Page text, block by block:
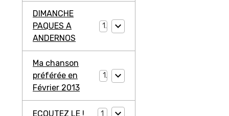
DIMANCHE
PAQUES A
ANDERNOS
1
Ma chanson
préférée en
Février 2013
1
ECOUTEZ LE ! 1